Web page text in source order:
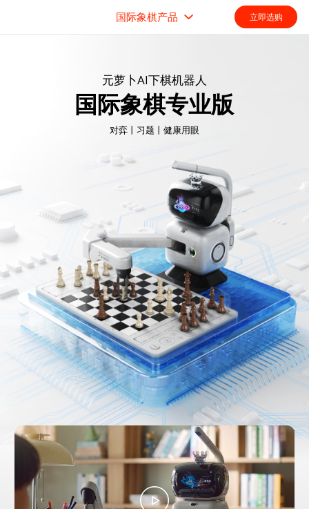
国际象棋产品 立即选购
元萝卜AI下棋机器人
国际象棋专业版
对弈丨习题丨健康用眼